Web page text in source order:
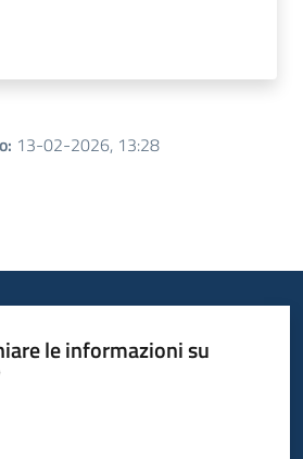
: 13-02-2026, 13:28
le informazioni su